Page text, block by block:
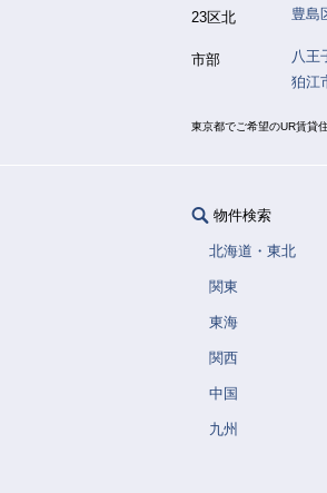
23区北 豊島
市部 八王
狛江
東京都でご希望のUR賃貸
物件検索
北海道・東北
関東
東海
関西
中国
九州